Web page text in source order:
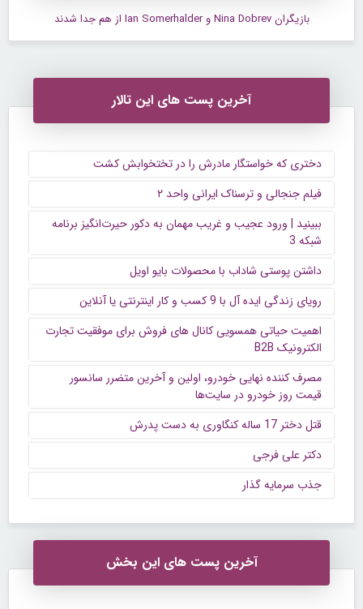
بازیگران Nina Dobrev و Ian Somerhalder از هم جدا شدند
آخرین پست های این تالار
دختری که خواستگار مادرش را در تختخوابش کشت
فیلم جنجالی و ترسناک ایرانی واحد ۲
ببینید | ورود عجیب و غریب مهمان به دکور حیرت‌انگیز برنامه
شبکه 3
داشتن پوستی شاداب با محصولات بایو اویل
رویای زندگی ایده آل با 9 کسب و کار اینترنتی یا آنلاین
اهمیت حیاتی همسویی کانال های فروش برای موفقیت تجارت
الکترونیک B2B
مصرف کننده نهایی خودرو، اولین و آخرین متضرر سانسور
قیمت روز خودرو در سایت‌ها
قتل دختر 17 ساله کنگاوری به دست پدرش
دکتر علی فرجی
جذب سرمایه گذار
آخرین پست های این بخش